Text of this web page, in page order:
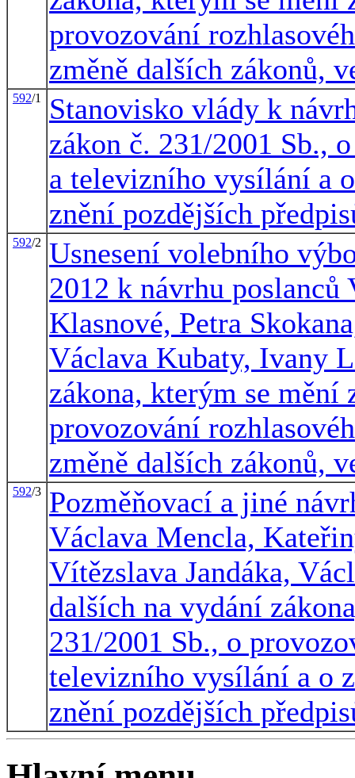
provozování
změně dalších zákonů,
592/1
Stanovisko vlády k
zákon č. 231/2001 Sb.,
a televizního vysílání a
znění pozdějších
592/2
Usnesení volebního
2012 k návrhu
Klasnové, Petra
Václava Kubaty, Ivany
zákona, kterým se mění
provozování
změně dalších zákonů,
592/3
Pozměňovací a jiné
Václava Mencla,
Vítězslava Jandáka,
dalších na vydání
231/2001 Sb., o
televizního vysílání a o
znění pozdějších